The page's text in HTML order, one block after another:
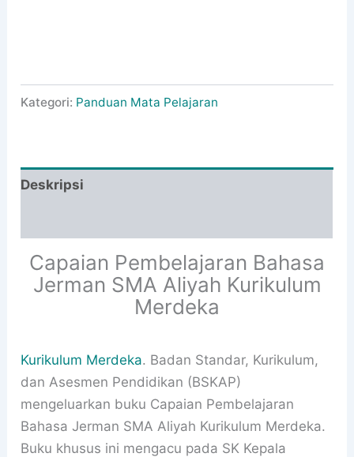
Kategori: Panduan Mata Pelajaran
Deskripsi
Capaian Pembelajaran Bahasa
Jerman SMA Aliyah Kurikulum
Merdeka
Kurikulum Merdeka. Badan Standar, Kurikulum,
dan Asesmen Pendidikan (BSKAP)
mengeluarkan buku Capaian Pembelajaran
Bahasa Jerman SMA Aliyah Kurikulum Merdeka.
Buku khusus ini mengacu pada SK Kepala